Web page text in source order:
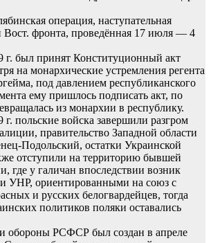
операция, наступательная
Вост. фронта, проведённая 17 июля — 4
г. был принят Конституционный акт
на монархические устремления регента
под давлением республиканского
ему пришлось подписать акт, по
из монархии в республику.
польские войска завершили разгром
правительство Западной области
Подольский, остатки Украинской
отступили на территорию бывшей
где у галичан впоследствии возник
УНР, ориентированными на союз с
и русских белогвардейцев, тогда
политиков поляки оставались
обороны РСФСР был создан в апреле